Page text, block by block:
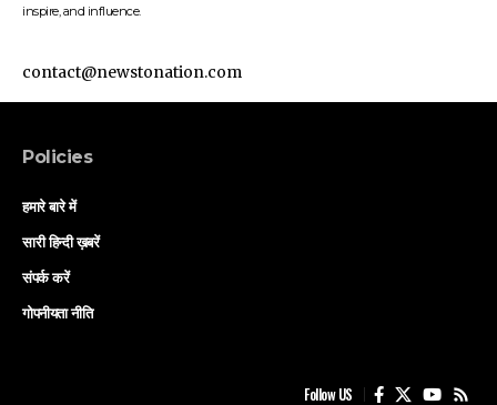
inspire, and influence.
contact@newstonation.com
Policies
हमारे बारे में
सारी हिन्दी ख़बरें
संपर्क करें
गोपनीयता नीति
Follow US